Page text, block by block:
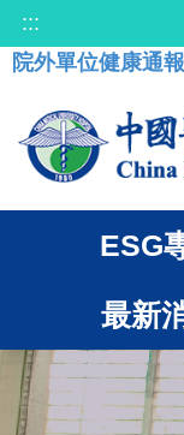
:::
院外單位健康通報
ESG
最新